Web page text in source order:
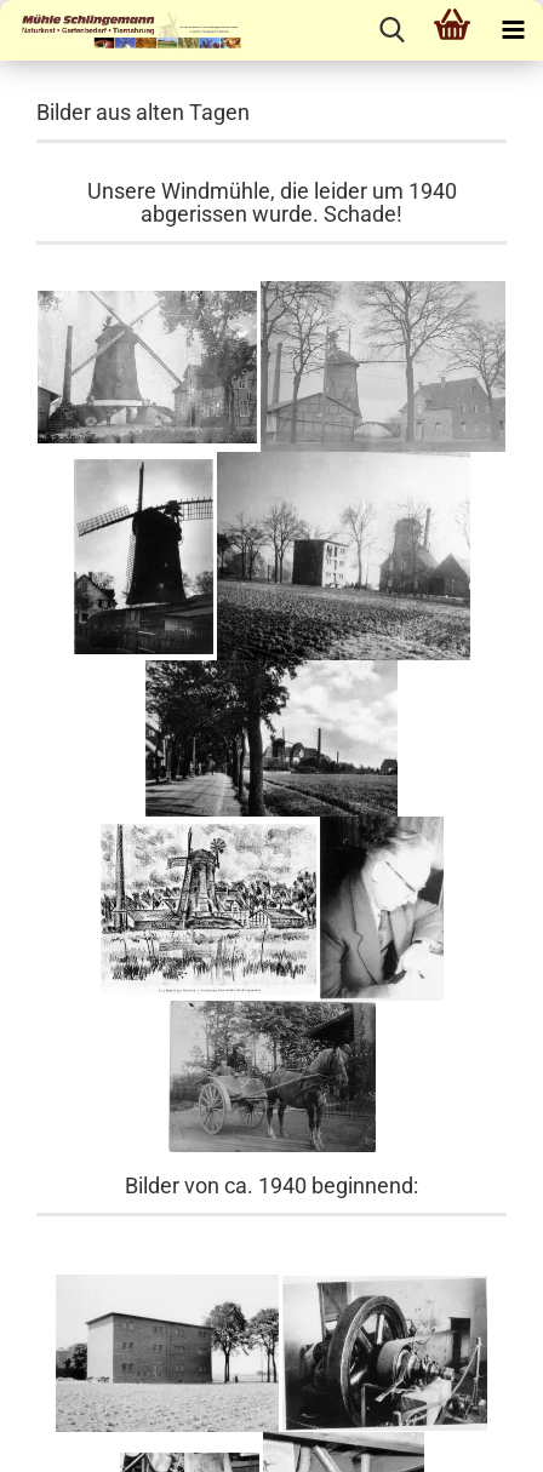
Bilder aus alten Tagen
Unsere Windmühle, die leider um 1940
abgerissen wurde. Schade!
Bilder von ca. 1940 beginnend: